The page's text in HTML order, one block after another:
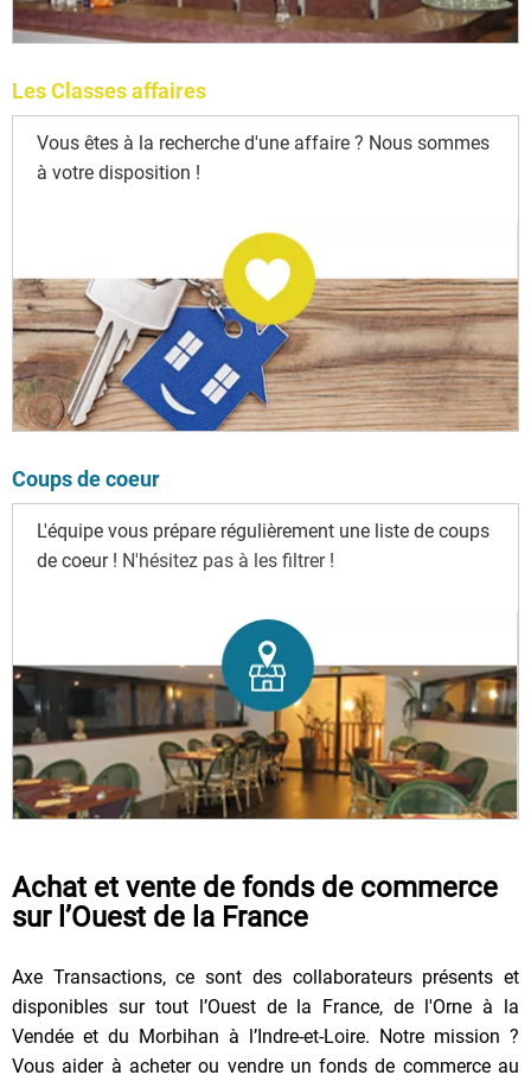
Les Classes affaires
Vous êtes à la recherche d'une affaire ? Nous sommes
à votre disposition !
Coups de coeur
L'équipe vous prépare régulièrement une liste de coups
de coeur ! N'hésitez pas à les filtrer !
Achat et vente de fonds de commerce
sur l’Ouest de la France
Axe Transactions, ce sont des collaborateurs présents et
disponibles sur tout l’Ouest de la France, de l'Orne à la
Vendée et du Morbihan à l’Indre-et-Loire. Notre mission ?
Vous aider à acheter ou vendre un fonds de commerce au